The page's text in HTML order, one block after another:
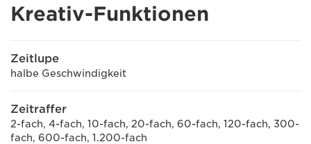
Kreativ-Funktionen
Zeitlupe
halbe Geschwindigkeit
Zeitraffer
2-fach, 4-fach, 10-fach, 20-fach, 60-fach, 120-fach, 300-
fach, 600-fach, 1.200-fach